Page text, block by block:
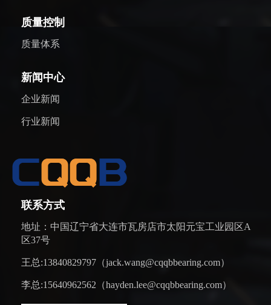
质量控制
质量体系
新闻中心
企业新闻
行业新闻
联系方式
地址：中国辽宁省大连市瓦房店市太阳元宝工业园区A
区37号
王总:13840829797（jack.wang@cqqbbearing.com）
李总:15640962562（hayden.lee@cqqbbearing.com）